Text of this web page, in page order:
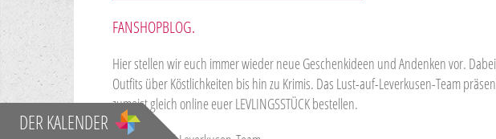
FANSHOPBLOG.
Hier stellen wir euch immer wieder neue Geschenkideen und Andenken vor.
Outfits über Köstlichkeiten bis hin zu Krimis. Das Lust-auf-Leverkusen-Team
zumeist gleich online euer LEVLINGSSTÜCK bestellen.
DER KALENDER